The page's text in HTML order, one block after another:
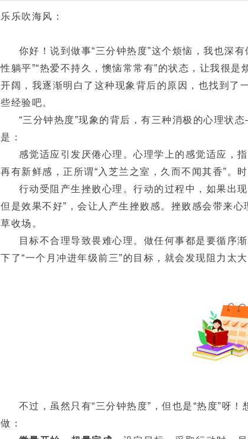
乐乐吹海风：
你好！说到做事“三分钟热度”这个烦恼，我也深
性躺平”“热爱不持久，懊恼常常有”的状态，让我很
开阔，我逐渐明白了这种现象背后的原因，也找到了
些经验吧。
“三分钟热度”现象的背后，有三种消极的心理状
是：
感觉适应引发厌倦心理。心理学上的感觉适应，
再有新鲜感，正所谓“入芝兰之室，久而不闻其香”。
行动受阻产生挫败心理。行动的过程中，如果出
但是效果不好”，会让人产生挫败感。挫败感会带来
草收场。
目标不合理导致畏难心理。做任何事都是要循序
下了“一个月冲进年级前三”的目标，就会发现阻力太
不过，虽然只有“三分钟热度”，但也是“热度”呀
做：